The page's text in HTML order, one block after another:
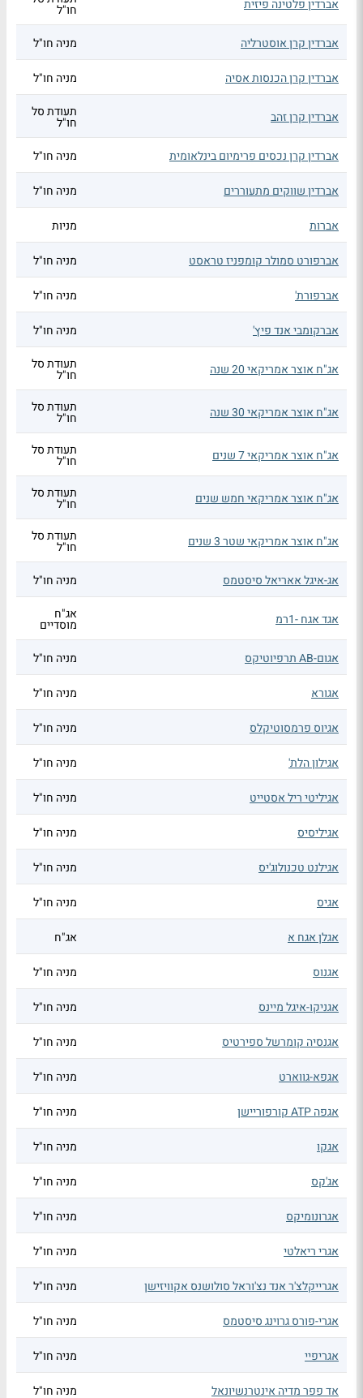
אברדין פלטינה פיזית
חו"ל
אברדין קרן אוסטרליה
מניה חו"ל
אברדין קרן הכנסות אסיה מניה חו"ל
אברדין קרן זהב תעודת סל
חו"ל
אברדין קרן נכסים פרימיום בינלאומית
מניה חו"ל
אברדין שווקים מתעוררים מניה חו"ל
אברות מניות
אברפורט סמולר קומפניז טראסט מניה חו"ל
אברפורת' מניה חו"ל
אברקומבי אנד פיץ' מניה חו"ל
אג"ח אוצר אמריקאי 20 שנה תעודת סל
חו"ל
אג"ח אוצר אמריקאי 30 שנה תעודת סל
חו"ל
אג"ח אוצר אמריקאי 7 שנים תעודת סל
חו"ל
אג"ח אוצר אמריקאי חמש שנים תעודת סל
חו"ל
אג"ח אוצר אמריקאי שטר 3 שנים תעודת סל
חו"ל
אג-איגל אאריאל סיסטמס
מניה חו"ל
אגד אגח -1רמ אג"ח
מוסדיים
אגום-AB תרפיוטיקס
מניה חו"ל
אגורא מניה חו"ל
אגיוס פרמסוטיקלס מניה חו"ל
אגילון הלת' מניה חו"ל
אגיליטי ריל אסטייט מניה חו"ל
אגיליסיס מניה חו"ל
אגילנט טכנולוג'יס מניה חו"ל
אגיס מניה חו"ל
אגלן אגח א אג"ח
אגנוס מניה חו"ל
אגניקו-איגל מיינס מניה חו"ל
אגנסיה קומרשל ספירטיס מניה חו"ל
אגפא-גווארט מניה חו"ל
אגפה ATP קורפוריישן מניה חו"ל
אגקו מניה חו"ל
אג'קס מניה חו"ל
אגרונומיקס מניה חו"ל
אגרי ריאלטי מניה חו"ל
אגרייקלצ'ר אנד נצ'וראל סולושנס אקוויזישן מניה חו"ל
אגרי-פורס גרוינג סיסטמס מניה חו"ל
אגריפיי מניה חו"ל
אד פפר מדיה אינטרנשיונאל מניה חו"ל